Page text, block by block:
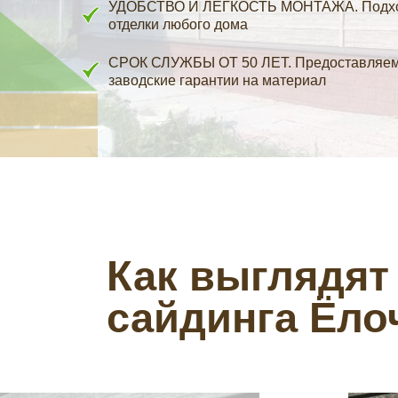
СРОК СЛУЖБЫ ОТ 50 ЛЕТ.
заводские гарантии на материал
УДОБСТВО И ЛЕГКОСТЬ МОНТАЖА.
отделки любого дома
Как
сайдинга